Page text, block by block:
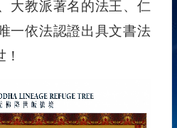
大教派著名的法王、仁
一依法認證出具文書法